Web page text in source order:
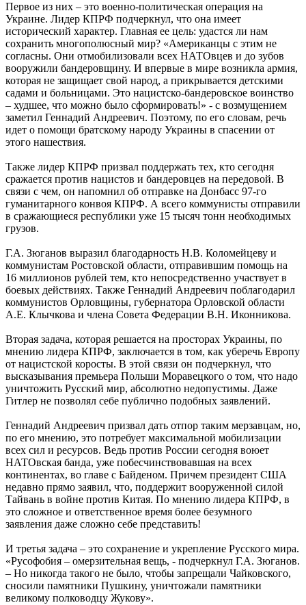
Первое из них – это военно-политическая операция на
Украине. Лидер КПРФ подчеркнул, что она имеет
исторический характер. Главная ее цель: удастся ли нам
сохранить многополюсный мир? «Американцы с этим не
согласны. Они отмобилизовали всех НАТОвцев и до зубов
вооружили бандеровщину. И впервые в мире возникла армия,
которая не защищает свой народ, а прикрывается детскими
садами и больницами. Это нацистско-бандеровское воинство
– худшее, что можно было сформировать!» - с возмущением
заметил Геннадий Андреевич. Поэтому, по его словам, речь
идет о помощи братскому народу Украины в спасении от
этого нашествия.
Также лидер КПРФ призвал поддержать тех, кто сегодня
сражается против нацистов и бандеровцев на передовой. В
связи с чем, он напомнил об отправке на Донбасс 97-го
гуманитарного конвоя КПРФ. А всего коммунисты отправили
в сражающиеся республики уже 15 тысяч тонн необходимых
грузов.
Г.А. Зюганов выразил благодарность Н.В. Коломейцеву и
коммунистам Ростовской области, отправившим помощь на
16 миллионов рублей тем, кто непосредственно участвует в
боевых действиях. Также Геннадий Андреевич поблагодарил
коммунистов Орловщины, губернатора Орловской области
А.Е. Клычкова и члена Совета Федерации В.Н. Иконникова.
Вторая задача, которая решается на просторах Украины, по
мнению лидера КПРФ, заключается в том, как уберечь Европу
от нацистской коросты. В этой связи он подчеркнул, что
высказывания премьера Польши Моравецкого о том, что надо
уничтожить Русский мир, абсолютно недопустимы. Даже
Гитлер не позволял себе публично подобных заявлений.
Геннадий Андреевич призвал дать отпор таким мерзавцам, но,
по его мнению, это потребует максимальной мобилизации
всех сил и ресурсов. Ведь против России сегодня воюет
НАТОвская банда, уже побесчинствовавшая на всех
континентах, во главе с Байденом. Причем президент США
недавно прямо заявил, что, поддержит вооруженной силой
Тайвань в войне против Китая. По мнению лидера КПРФ, в
это сложное и ответственное время более безумного
заявления даже сложно себе представить!
И третья задача – это сохранение и укрепление Русского мира.
«Русофобия – омерзительная вещь, - подчеркнул Г.А. Зюганов.
– Но никогда такого не было, чтобы запрещали Чайковского,
сносили памятники Пушкину, уничтожали памятники
великому полководцу Жукову».